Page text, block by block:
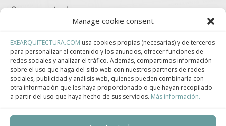
Manage cookie consent
EXEARQUITECTURA.COM usa cookies propias (necesarias) y de terceros
para personalizar el contenido y los anuncios, ofrecer funciones de
redes sociales y analizar el tráfico. Además, compartimos información
sobre el uso que haga del sitio web con nuestros partners de redes
sociales, publicidad y análisis web, quienes pueden combinarla con
otra información que les haya proporcionado o que hayan recopilado
a partir del uso que haya hecho de sus servicios. Más información.
Asociación Española de Construcción Industrializada.